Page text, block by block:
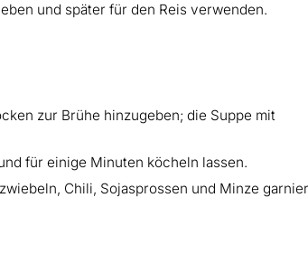
und später für den Reis verwenden.
zur Brühe hinzugeben; die Suppe mit
für einige Minuten köcheln lassen.
Chili, Sojasprossen und Minze